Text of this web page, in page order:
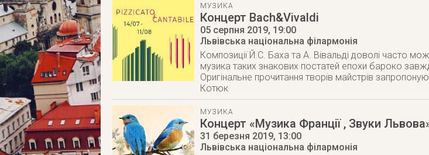
МУЗИКА
Концерт Bach&Vivaldi
05 серпня 2019, 19:00
Львівська національна філармонія
Композиції Й.С. Баха та А. Вівальді доволі часто
музика таких знакових постатей епохи бароко
Оригінальне прочитання творів майстрів
Котюк
МУЗИКА
Концерт «Музика Франції , Звуки
31 березня 2019, 13:00
Львівська національна філармонія